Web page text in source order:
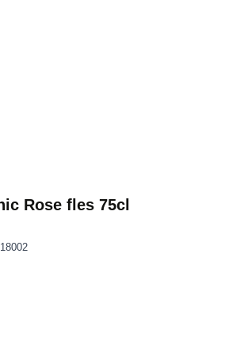
Rose fles 75cl